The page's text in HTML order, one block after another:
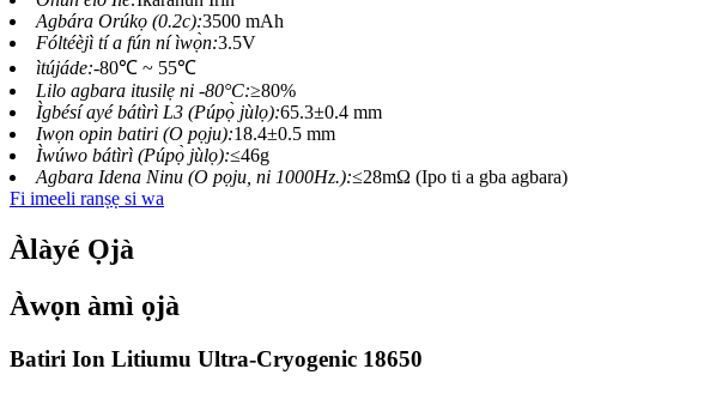
Agbára Orúkọ (0.2c):3500 mAh
Fóltéèjì tí a fún ní ìwọ̀n:3.5V
ìtújáde:-80℃ ~ 55℃
Lilo agbara itusilẹ ni -80°C:≥80%
Ìgbésí ayé bátìrì L3 (Púpọ̀ jùlọ):65.3±0.4 mm
Iwọn opin batiri (O pọju):18.4±0.5 mm
Ìwúwo bátìrì (Púpọ̀ jùlọ):≤46g
Agbara Idena Ninu (O pọju, ni 1000Hz.):≤28mΩ (Ipo ti a gba agbara)
Fi imeeli ranṣẹ si wa
Àlàyé Ọjà
Àwọn àmì ọjà
Batiri Ion Litiumu Ultra-Cryogenic 18650